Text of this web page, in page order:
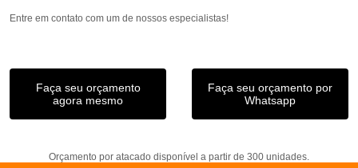
Entre em contato com um de nossos especialistas!
Faça seu orçamento
agora mesmo
Faça seu orçamento por
Whatsapp
Orçamento por atacado disponível a partir de 300 unidades.